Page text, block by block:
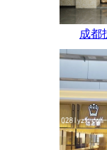
成都